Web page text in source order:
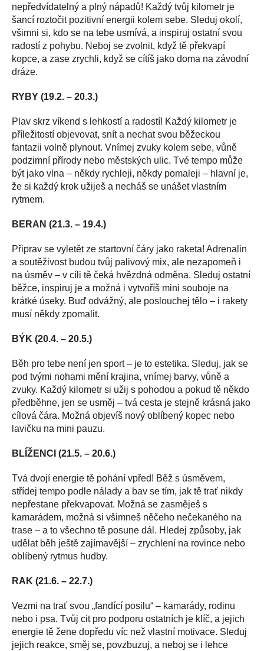
nepředvídatelný a plný nápadů! Každý tvůj kilometr je
šancí roztočit pozitivní energii kolem sebe. Sleduj okolí,
všimni si, kdo se na tebe usmívá, a inspiruj ostatní svou
radostí z pohybu. Neboj se zvolnit, když tě překvapí
kopce, a zase zrychli, když se cítíš jako doma na závodní
dráze.
RYBY (19.2. – 20.3.)
Plav skrz víkend s lehkostí a radostí! Každý kilometr je
příležitostí objevovat, snít a nechat svou běžeckou
fantazii volně plynout. Vnímej zvuky kolem sebe, vůně
podzimní přírody nebo městských ulic. Tvé tempo může
být jako vlna – někdy rychleji, někdy pomaleji – hlavní je,
že si každý krok užiješ a necháš se unášet vlastním
rytmem.
BERAN (21.3. – 19.4.)
Připrav se vyletět ze startovní čáry jako raketa! Adrenalin
a soutěživost budou tvůj palivový mix, ale nezapomeň i
na úsměv – v cíli tě čeká hvězdná odměna. Sleduj ostatní
běžce, inspiruj je a možná i vytvoříš mini souboje na
krátké úseky. Buď odvážný, ale poslouchej tělo – i rakety
musí někdy zpomalit.
BÝK (20.4. – 20.5.)
Běh pro tebe není jen sport – je to estetika. Sleduj, jak se
pod tvými nohami mění krajina, vnímej barvy, vůně a
zvuky. Každý kilometr si užij s pohodou a pokud tě někdo
předběhne, jen se usměj – tvá cesta je stejně krásná jako
cílová čára. Možná objevíš nový oblíbený kopec nebo
lavičku na mini pauzu.
BLÍŽENCI (21.5. – 20.6.)
Tvá dvojí energie tě pohání vpřed! Běž s úsměvem,
střídej tempo podle nálady a bav se tím, jak tě trať nikdy
nepřestane překvapovat. Možná se zasměješ s
kamarádem, možná si všimneš něčeho nečekaného na
trase – a to všechno tě posune dál. Hledej způsoby, jak
udělat běh ještě zajímavější – zrychlení na rovince nebo
oblíbený rytmus hudby.
RAK (21.6. – 22.7.)
Vezmi na trať svou „fandící posilu“ – kamarády, rodinu
nebo i psa. Tvůj cit pro podporu ostatních je klíč, a jejich
energie tě žene dopředu víc než vlastní motivace. Sleduj
jejich reakce, směj se, povzbuzuj, a neboj se i lehce